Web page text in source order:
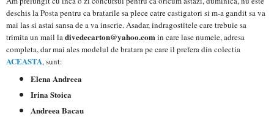
deschis la Posta pentru ca bratarile sa plece catre castigatori si m-a gandit sa va
mai las si astai sansa de a va inscrie. Asadar, indragostitele care trebuie sa
trimita un mail ladivedecarton@yahoo.com in care lase numele, adresa
completa, dar mai ales modelul de bratara pe care il prefera din colectia
ACEASTA, sunt:
Elena Andreea
Irina Stoica
Andreea Bacau